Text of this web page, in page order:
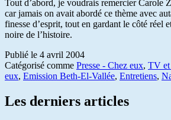
Tout d’abord, je voudrais remercier Carole
car jamais on avait abordé ce thème avec
finesse d’esprit, tout en gardant le côté réel
noire de l’histoire.
Publié le 4 avril 2004
Catégorisé comme Presse - Chez eux, TV
eux, Emission Beth-El-Vallée, Entretiens,
Les derniers articles